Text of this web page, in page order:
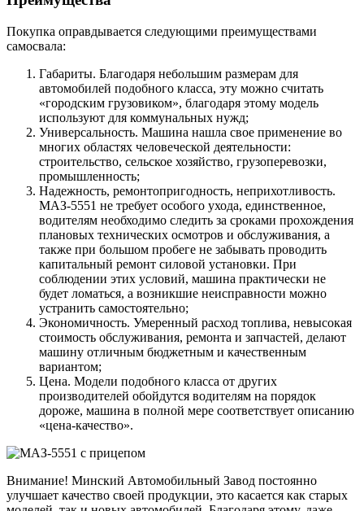
Покупка оправдывается следующими преимуществами
самосвала:
Габариты. Благодаря небольшим размерам для
автомобилей подобного класса, эту можно считать
«городским грузовиком», благодаря этому модель
используют для коммунальных нужд;
Универсальность. Машина нашла свое применение во
многих областях человеческой деятельности:
строительство, сельское хозяйство, грузоперевозки,
промышленность;
Надежность, ремонтопригодность, неприхотливость.
МАЗ-5551 не требует особого ухода, единственное,
водителям необходимо следить за сроками прохождения
плановых технических осмотров и обслуживания, а
также при большом пробеге не забывать проводить
капитальный ремонт силовой установки. При
соблюдении этих условий, машина практически не
будет ломаться, а возникшие неисправности можно
устранить самостоятельно;
Экономичность. Умеренный расход топлива, невысокая
стоимость обслуживания, ремонта и запчастей, делают
машину отличным бюджетным и качественным
вариантом;
Цена. Модели подобного класса от других
производителей обойдутся водителям на порядок
дороже, машина в полной мере соответствует описанию
«цена-качество».
Внимание! Минский Автомобильный Завод постоянно
улучшает качество своей продукции, это касается как старых